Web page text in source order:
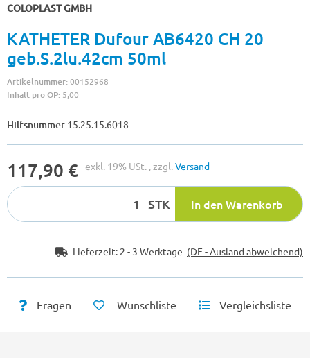
COLOPLAST GMBH
KATHETER Dufour AB6420 CH 20
geb.S.2lu.42cm 50ml
Artikelnummer:00152968
Inhalt pro OP: 5,00
Hilfsnummer 15.25.15.6018
117,90 € exkl. 19% USt. , zzgl.Versand
STK In den Warenkorb
Lieferzeit: 2 - 3 Werktage (DE - Ausland abweichend)
Fragen Wunschliste Vergleichsliste